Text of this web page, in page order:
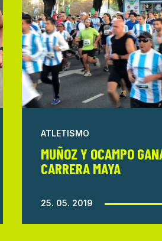
ATLETISMO
MUÑOZ Y OCAMPO
CARRERA MAYA
25. 05. 2019